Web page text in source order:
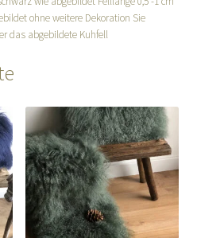
ohne weitere Dekoration Sie
das abgebildete Kuhfell